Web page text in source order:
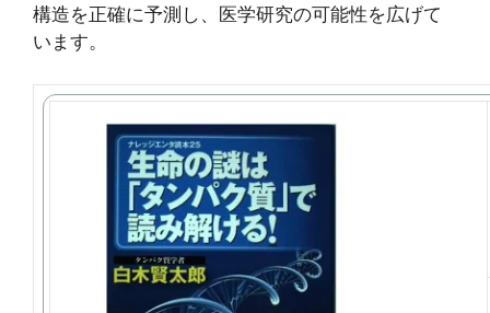
構造を正確に予測し、医学研究の可能性を広げて
います。